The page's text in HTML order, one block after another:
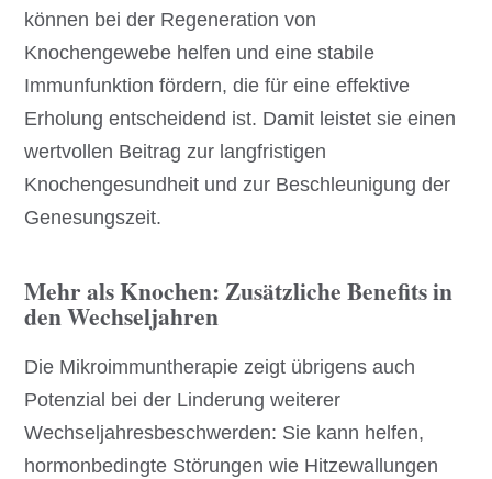
können bei der Regeneration von
Knochengewebe helfen und eine stabile
Immunfunktion fördern, die für eine effektive
Erholung entscheidend ist. Damit leistet sie einen
wertvollen Beitrag zur langfristigen
Knochengesundheit und zur Beschleunigung der
Genesungszeit.
Mehr als Knochen: Zusätzliche Benefits in
den Wechseljahren
Die Mikroimmuntherapie zeigt übrigens auch
Potenzial bei der Linderung weiterer
Wechseljahresbeschwerden: Sie kann helfen,
hormonbedingte Störungen wie Hitzewallungen